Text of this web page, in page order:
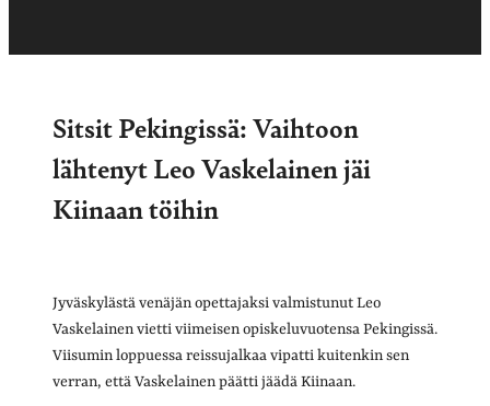
Sitsit Pekingissä: Vaihtoon
lähtenyt Leo Vaskelainen jäi
Kiinaan töihin
Jyväskylästä venäjän opettajaksi valmistunut Leo
Vaskelainen vietti viimeisen opiskeluvuotensa Pekingissä.
Viisumin loppuessa reissujalkaa vipatti kuitenkin sen
verran, että Vaskelainen päätti jäädä Kiinaan.